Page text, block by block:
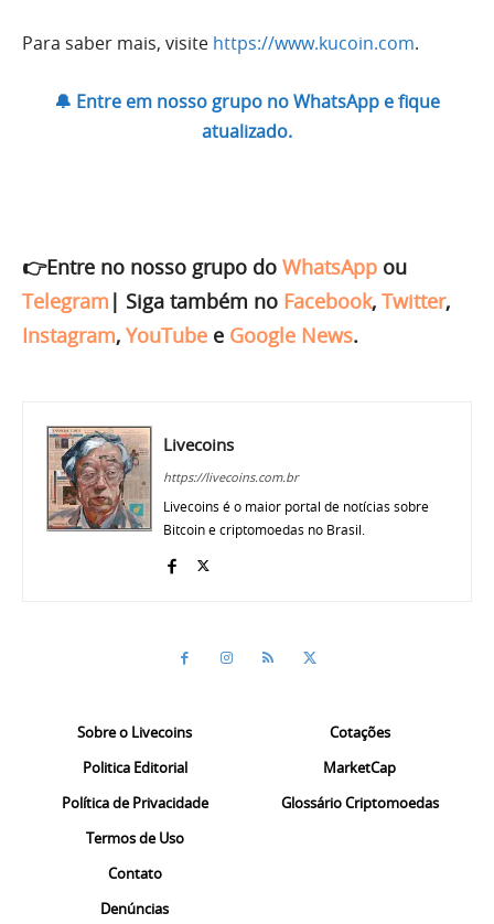
Para saber mais, visite https://www.kucoin.com.
🔔 Entre em nosso grupo no WhatsApp e fique
atualizado.
👉Entre no nosso grupo do WhatsApp ou
Telegram | Siga também no Facebook, Twitter,
Instagram, YouTube e Google News.
Livecoins
https://livecoins.com.br
Livecoins é o maior portal de notícias sobre
Bitcoin e criptomoedas no Brasil.
Sobre o Livecoins
Politica Editorial
Política de Privacidade
Termos de Uso
Contato
Denúncias
Cotações
MarketCap
Glossário Criptomoedas